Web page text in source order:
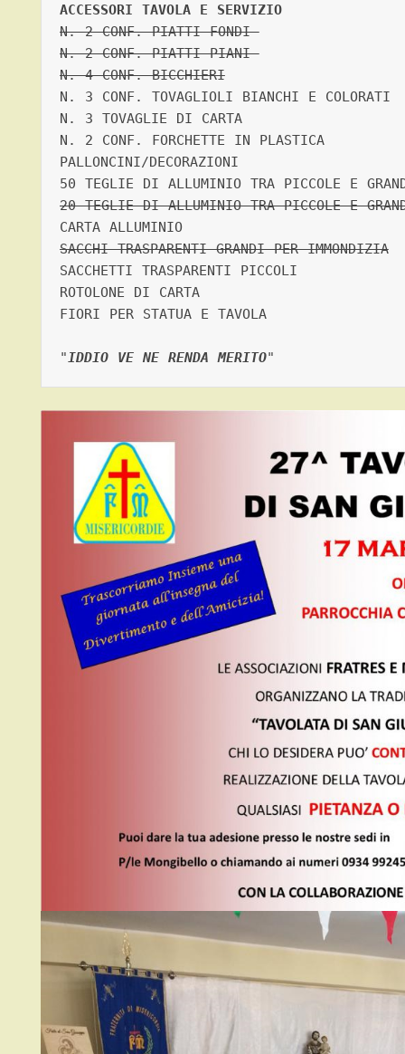
ACCESSORI TAVOLA E SERVIZIO
N. 2 CONF. PIATTI FONDI
N. 2 CONF. PIATTI PIANI
N. 4 CONF. BICCHIERI
N. 3 CONF. TOVAGLIOLI BIANCHI E
N. 3 TOVAGLIE DI CARTA
N. 2 CONF. FORCHETTE IN PLASTICA
PALLONCINI/DECORAZIONI
20 TEGLIE DI ALLUMINIO TRA PICCOLE E
SACCHI TRASPARENTI GRANDI PER IMMONDIZIA
SACCHETTI TRASPARENTI PICCOLI
ROTOLONE DI CARTA
FIORI PER STATUA E TAVOLA
"IDDIO VE NE RENDA MERITO"